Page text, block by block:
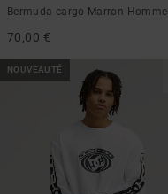
Bermuda cargo Marron Homme
70,00 €
NOUVEAUTÉ